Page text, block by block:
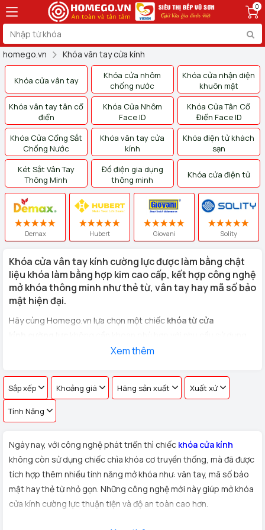
0
homego.vn Khóa vân tay cửa kính
Khóa cửa vân tay
Khóa cửa nhôm
chống nước
Khóa cửa nhận diện
khuôn mặt
Khóa vân tay tân cổ
điển
Khóa Cửa Nhôm
Face ID
Khóa Cửa Tân Cổ
Điển Face ID
Khóa Cửa Cổng Sắt
Chống Nước
Khóa vân tay cửa
kính
Khóa điện tử khách
sạn
Két Sắt Vân Tay
Thông Minh
Đồ điện gia dụng
thông minh
Khóa cửa điện tử
Demax Hubert Giovani Solity
Khóa cửa vân tay kính cường lực được làm bằng chật
liệu khóa làm bằng hợp kim cao cấp, kết hợp công nghệ
mở khóa thông minh như thẻ từ, vân tay hay mã số bảo
mật hiện đại.
Hãy cùng Homego.vn lựa chọn một chiếc khóa từ cửa
cửa kính văn phòng, cửa hàng, nhà riêng
Xem thêm
Sắp xếp Khoảng giá Hãng sản xuất Xuất xứ
Tính Năng
Ngày nay, với công nghệ phát triển thì chiếc khóa cửa kính
không còn sử dụng chiếc chìa khóa cơ truyền thống, mà đã được
tích hợp thêm nhiều tính năng mở khóa như: vân tay, mã số bảo
mật hay thẻ từ nhỏ gọn. Những công nghệ mới này giúp mở khóa
cửa kính cường lực thuận tiện và độ an toàn cao hơn.